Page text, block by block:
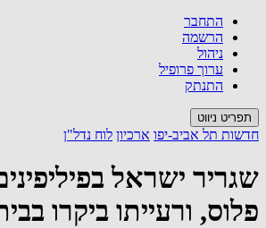
התחבר
הרשמה
ניהול
ערוך פרופיל
התנתק
תפריט ניווט
חדשות תל אביב-יפו ארכיון לוח נדל"ן
שגריר ישראל
פלוס, ורעייתו ביקרו